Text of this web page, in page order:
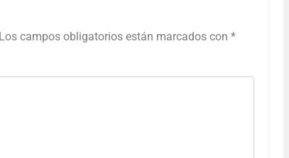
Los campos obligatorios están marcados con *